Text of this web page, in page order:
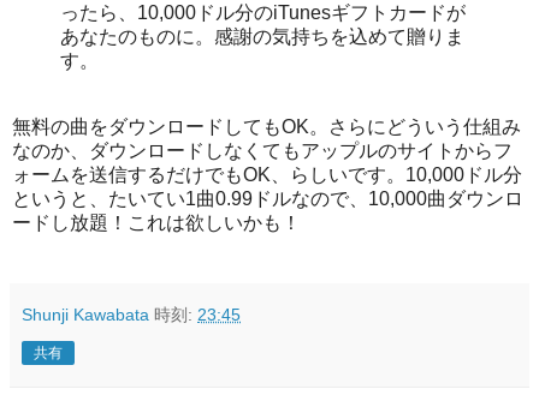
ったら、10,000ドル分のiTunesギフトカードが
あなたのものに。感謝の気持ちを込めて贈りま
す。
無料の曲をダウンロードしてもOK。さらにどういう仕組み
なのか、ダウンロードしなくてもアップルのサイトからフ
ォームを送信するだけでもOK、らしいです。10,000ドル分
というと、たいてい1曲0.99ドルなので、10,000曲ダウンロ
ードし放題！これは欲しいかも！
Shunji Kawabata 時刻: 23:45
共有